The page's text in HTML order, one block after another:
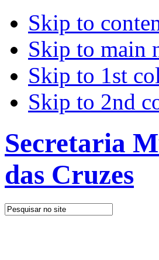
Skip to
Skip to main
Skip to 1st
Skip to 2nd
Secretaria
das Cruzes